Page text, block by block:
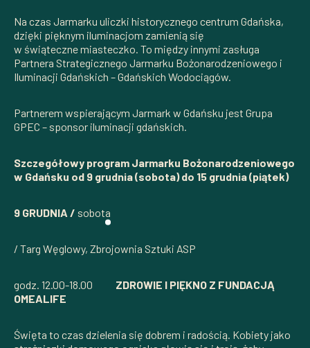
Na czas Jarmarku uliczki historycznego centrum Gdańska,
dzięki pięknym iluminacjom zamienią się
w świąteczne miasteczko. To między innymi zasługa
Partnera Strategicznego Jarmarku Bożonarodzeniowego i
Iluminacji Gdańskich – Gdańskich Wodociągów.
Partnerem wspierającym Jarmark w Gdańsku jest Grupa
GPEC – sponsor iluminacji gdańskich.
Szczegółowy program Jarmarku Bożonarodzeniowego
w Gdańsku od 9 grudnia (sobota) do 15 grudnia (piątek)
9 GRUDNIA / sobota
/ Targ Węglowy, Zbrojownia Sztuki ASP
godz. 12.00-18.00 ZDROWIE I PIĘKNO Z FUNDACJĄ
OMEALIFE
Święta to czas dzielenia się dobrem i radością. Kobiety jako